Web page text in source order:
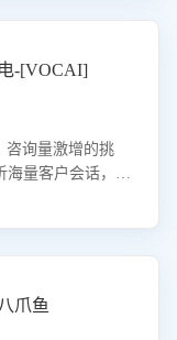
-[VOCAI]
咨询量激增的挑
海量客户会话，精
估客服团队政策
爪鱼